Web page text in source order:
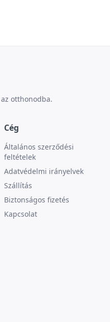
otthonodba.
Cég
Általános szerződési
feltételek
Adatvédelmi irányelvek
Szállítás
Biztonságos fizetés
Kapcsolat